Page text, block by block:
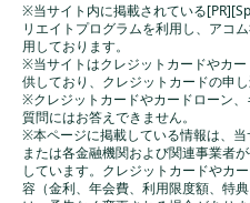
※当サイト内に掲載されている
リエイトプログラムを利用し、アコ
用しております。
※当サイトはクレジットカードやカ
供しており、クレジットカードの申
※クレジットカードやカードローン
質問にはお答えできません。
※本ページに掲載している情報は、当
または各金融機関および関連事業者
しています。クレジットカードやカ
容（金利、年会費、利用限度額、特